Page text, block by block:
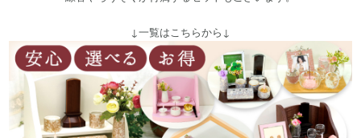
↓一覧はこちらから↓